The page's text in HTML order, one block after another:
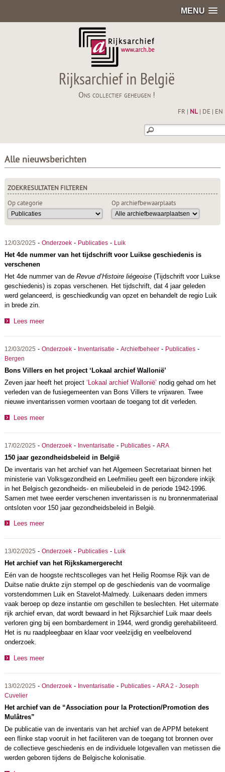
MENU
Rijksarchief in België
Ons collectief geheugen !
FR NL| DE EN
Alle nieuwsberichten
ZOEKRESULTATEN FILTEREN
Op categorie
Op archiefbewaarplaats
12/03/2025 - Onderzoek- Publicaties- Luik
Het 4de nummer van het tijdschrift voor Luikse geschiedenis is
verschenen
Het 4de nummer van de Revue d’Histoire liégeoise(Tijdschrift voor Luikse
geschiedenis) is zopas verschenen. Het tijdschrift, dat 4 jaar geleden
werd gelanceerd, is geschiedkundig van opzet en behandelt de regio Luik
in brede zin.
Lees meer
12/03/2025 - Onderzoek- Inventarisatie - Archiefbeheer- Publicaties-
Bergen
Bons Villers en het project ‘Lokaal archief Wallonië’
Zeven jaar heeft het project ‘Lokaal archief Wallonië’ nodig gehad om het
verleden van de fusiegemeenten van Bons Villers te vrijwaren. Twee
nieuwe inventarissen vormen voortaan de toegang tot dit verleden.
Lees meer
17/02/2025 - Onderzoek- Inventarisatie - Publicaties- ARA
150 jaar gezondheidsbeleid in België
De inventaris van het archief van het Algemeen Secretariaat binnen het
ministerie van Volksgezondheid en Leefmilieu geeft een bijzondere inkijk
in het Belgisch gezondheids- en milieubeleid in de periode 1942-1996.
Samen met twee eerder verschenen inventarissen is nu bronnenmateriaal
ontsloten voor 150 jaar gezondheidsbeleid in België.
Lees meer
13/02/2025 - Onderzoek- Publicaties- Luik
Het archief van het Rijkskamergerecht
Eén van de hoogste rechtscolleges van het Heilig Roomse Rijk van de
Duitse natie drukte zijn stempel op de geschiedenis van de voormalige
vorstendommen Luik en Stavelot-Malmedy. Luikenaars deden immers
vaak beroep op deze instantie om geschillen te beslechten. Het uitermate
rijk archief ervan, dat wordt bewaard in het Rijksarchief Luik maar deels
verloren ging bij een bombardement in 1944, werd grondig gerehabiliteerd.
Het is nu raadpleegbaar en klaar voor veelzijdig en veelbelovend
onderzoek.
Lees meer
13/02/2025 - Onderzoek- Inventarisatie - Publicaties- ARA 2 - Joseph
Cuvelier
Het archief van de “Association pour la Protection/Promotion des
Mulâtres”
De publicatie van de inventaris van het archief van de APPM betekent
een flinke stap vooruit in het faciliteren van de toegang tot bronnen over
de collectieve geschiedenis en de individuele lotgevallen van metissen die
werden geboren tijdens de Belgische kolonisatie.